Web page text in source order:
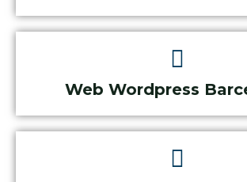
Web Wordpress